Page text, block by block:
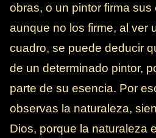
obras, o un pintor firma
aunque no los firme, al ver
cuadro, se puede deducir
de un determinado pintor,
parte de su esencia. Por
observas la naturaleza,
Dios, porque la naturaleza